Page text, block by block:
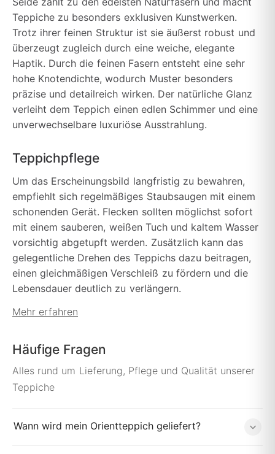
Teppiche zu besonders exklusiven Kunstwerken.
Trotz ihrer feinen Struktur ist sie äußerst robust und
überzeugt zugleich durch eine weiche, elegante
Haptik. Durch die feinen Fasern entsteht eine sehr
hohe Knotendichte, wodurch Muster besonders
präzise und detailreich wirken. Der natürliche Glanz
verleiht dem Teppich einen edlen Schimmer und eine
unverwechselbare luxuriöse Ausstrahlung.
Teppichpflege
Um das Erscheinungsbild langfristig zu bewahren,
empfiehlt sich regelmäßiges Staubsaugen mit einem
schonenden Gerät. Flecken sollten möglichst sofort
mit einem sauberen, weißen Tuch und kaltem Wasser
vorsichtig abgetupft werden. Zusätzlich kann das
gelegentliche Drehen des Teppichs dazu beitragen,
einen gleichmäßigen Verschleiß zu fördern und die
Lebensdauer deutlich zu verlängern.
Mehr erfahren
Häufige Fragen
Alles rund um Lieferung, Pflege und Qualität unserer
Teppiche
Wann wird mein Orientteppich geliefert?